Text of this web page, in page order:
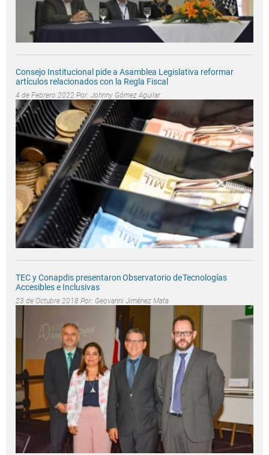
Consejo Institucional pide a Asamblea Legislativa reformar
artículos relacionados con la Regla Fiscal
4 de Febrero 2022 Por: Johnny Gómez Aguilar
TEC y Conapdis presentaron Observatorio de Tecnologías
Accesibles e Inclusivas
23 de Octubre 2018 Por: Geovanni Jiménez Mata